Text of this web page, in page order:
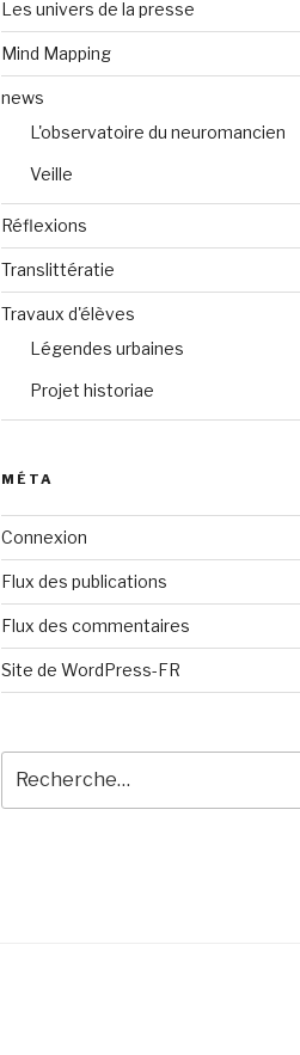
Les univers de la presse
Mind Mapping
news
L'observatoire du neuromancien
Veille
Réflexions
Translittératie
Travaux d'élèves
Légendes urbaines
Projet historiae
MÉTA
Connexion
Flux des publications
Flux des commentaires
Site de WordPress-FR
pour
: